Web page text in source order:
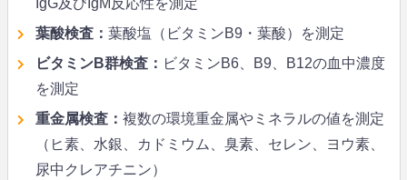
IgG及びIgM反応性を測定
葉酸検査： 葉酸塩（ビタミンB9・葉酸）を測定
ビタミンB群検査： ビタミンB6、B9、B12の血中濃度
を測定
重金属検査： 複数の環境重金属やミネラルの値を測定
（ヒ素、水銀、カドミウム、臭素、セレン、ヨウ素、
尿中クレアチニン）